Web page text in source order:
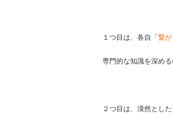
１つ目は、各自「繋が
専門的な知識を深める
２つ目は、漠然とし